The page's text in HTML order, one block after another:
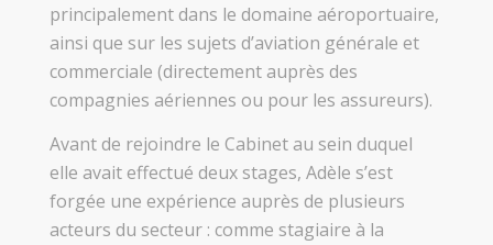
principalement dans le domaine aéroportuaire,
ainsi que sur les sujets d’aviation générale et
commerciale (directement auprès des
compagnies aériennes ou pour les assureurs).
Avant de rejoindre le Cabinet au sein duquel
elle avait effectué deux stages, Adèle s’est
forgée une expérience auprès de plusieurs
acteurs du secteur : comme stagiaire à la